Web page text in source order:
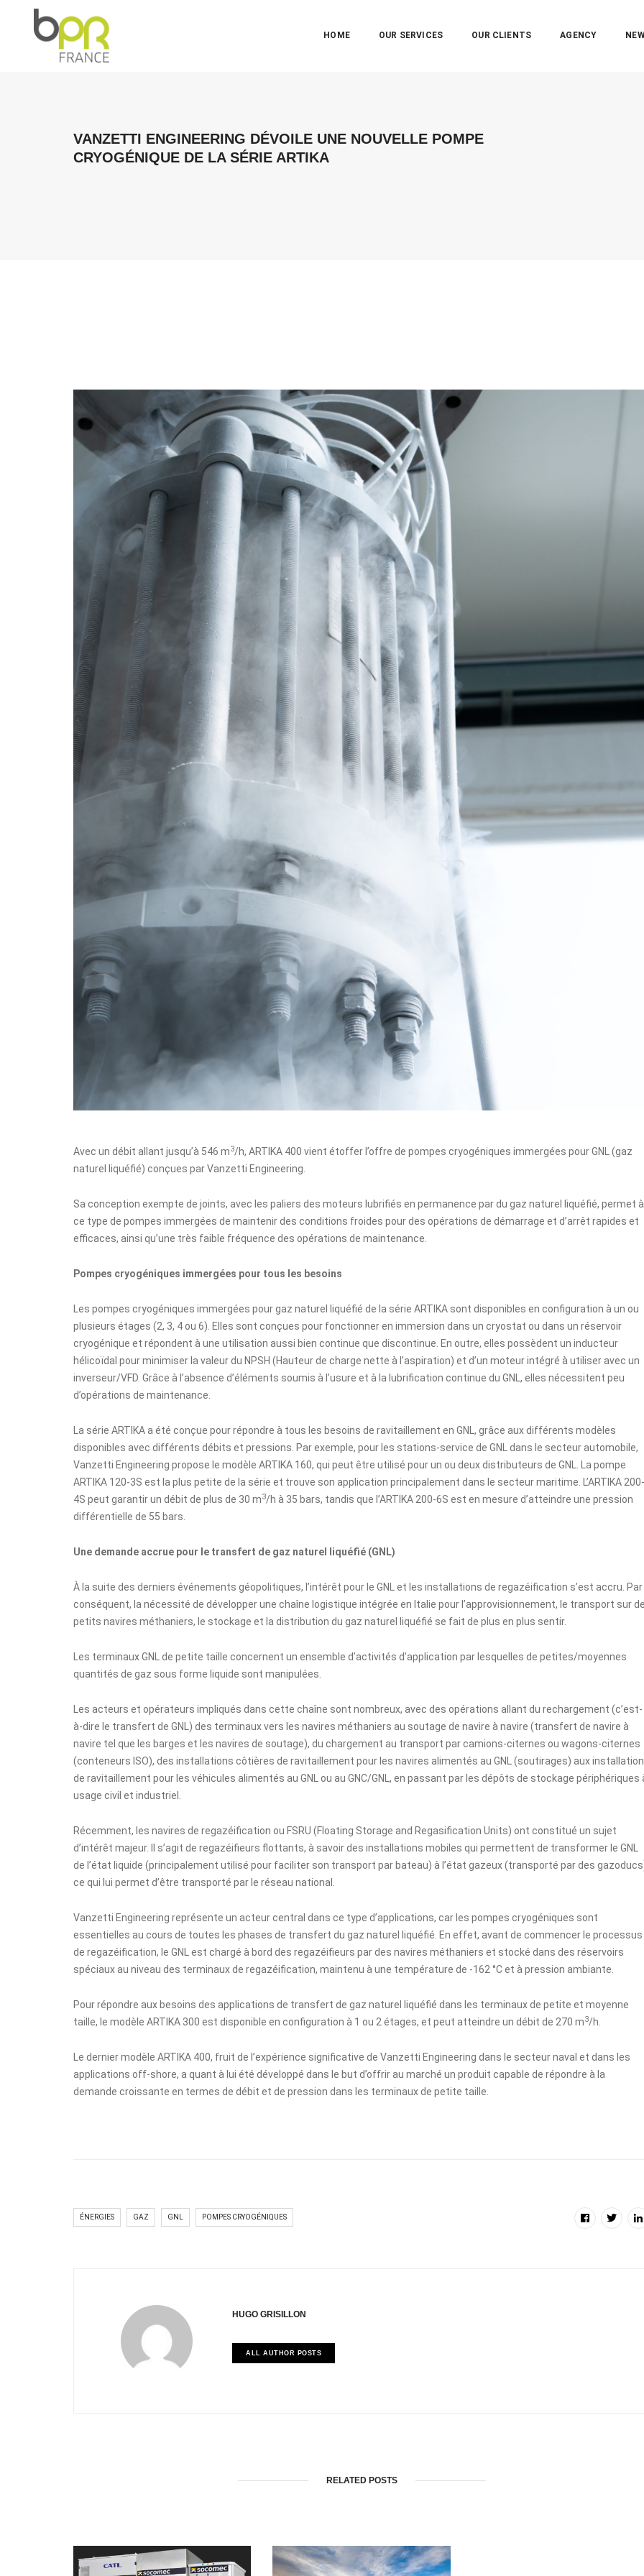
HOME OUR SERVICES OUR CLIENTS AGENCY
VANZETTI ENGINEERING DÉVOILE UNE NOUVELLE POMPE
CRYOGÉNIQUE DE LA SÉRIE ARTIKA
Avec un débit allant jusqu’à 546 m3/h, ARTIKA 400 vient étoffer l’offre de pompes cryogéniques immergées pour GNL (gaz
naturel liquéfié) conçues par Vanzetti Engineering.
Sa conception exempte de joints, avec les paliers des moteurs lubrifiés en permanence par du gaz naturel liquéfié, permet à
ce type de pompes immergées de maintenir des conditions froides pour des opérations de démarrage et d’arrêt rapides et
efficaces, ainsi qu’une très faible fréquence des opérations de maintenance.
Pompes cryogéniques immergées pour tous les besoins
Les pompes cryogéniques immergées pour gaz naturel liquéfié de la série ARTIKA sont disponibles en configuration à un ou
plusieurs étages (2, 3, 4 ou 6). Elles sont conçues pour fonctionner en immersion dans un cryostat ou dans un réservoir
cryogénique et répondent à une utilisation aussi bien continue que discontinue. En outre, elles possèdent un inducteur
hélicoïdal pour minimiser la valeur du NPSH (Hauteur de charge nette à l’aspiration) et d’un moteur intégré à utiliser avec un
inverseur/VFD. Grâce à l’absence d’éléments soumis à l’usure et à la lubrification continue du GNL, elles nécessitent peu
d’opérations de maintenance.
La série ARTIKA a été conçue pour répondre à tous les besoins de ravitaillement en GNL, grâce aux différents modèles
disponibles avec différents débits et pressions. Par exemple, pour les stations-service de GNL dans le secteur automobile,
Vanzetti Engineering propose le modèle ARTIKA 160, qui peut être utilisé pour un ou deux distributeurs de GNL. La pompe
ARTIKA 120-3S est la plus petite de la série et trouve son application principalement dans le secteur maritime. L’ARTIKA 200-
4S peut garantir un débit de plus de 30 m3/h à 35 bars, tandis que l’ARTIKA 200-6S est en mesure d’atteindre une pression
différentielle de 55 bars.
Une demande accrue pour le transfert de gaz naturel liquéfié (GNL)
À la suite des derniers événements géopolitiques, l’intérêt pour le GNL et les installations de regazéification s’est accru. Par
conséquent, la nécessité de développer une chaîne logistique intégrée en Italie pour l’approvisionnement, le transport sur de
petits navires méthaniers, le stockage et la distribution du gaz naturel liquéfié se fait de plus en plus sentir.
Les terminaux GNL de petite taille concernent un ensemble d’activités d’application par lesquelles de petites/moyennes
quantités de gaz sous forme liquide sont manipulées.
Les acteurs et opérateurs impliqués dans cette chaîne sont nombreux, avec des opérations allant du rechargement (c’est-
à-dire le transfert de GNL) des terminaux vers les navires méthaniers au soutage de navire à navire (transfert de navire à
navire tel que les barges et les navires de soutage), du chargement au transport par camions-citernes ou wagons-citernes
(conteneurs ISO), des installations côtières de ravitaillement pour les navires alimentés au GNL (soutirages) aux
de ravitaillement pour les véhicules alimentés au GNL ou au GNC/GNL, en passant par les dépôts de stockage périphériques
usage civil et industriel.
Récemment, les navires de regazéification ou FSRU (Floating Storage and Regasification Units) ont constitué un sujet
d’intérêt majeur. Il s’agit de regazéifieurs flottants, à savoir des installations mobiles qui permettent de transformer le GNL
de l’état liquide (principalement utilisé pour faciliter son transport par bateau) à l’état gazeux (transporté par des
ce qui lui permet d’être transporté par le réseau national.
Vanzetti Engineering représente un acteur central dans ce type d’applications, car les pompes cryogéniques sont
essentielles au cours de toutes les phases de transfert du gaz naturel liquéfié. En effet, avant de commencer le processus
de regazéification, le GNL est chargé à bord des regazéifieurs par des navires méthaniers et stocké dans des réservoirs
spéciaux au niveau des terminaux de regazéification, maintenu à une température de -162 °C et à pression ambiante.
Pour répondre aux besoins des applications de transfert de gaz naturel liquéfié dans les terminaux de petite et moyenne
taille, le modèle ARTIKA 300 est disponible en configuration à 1 ou 2 étages, et peut atteindre un débit de 270 m3/h.
Le dernier modèle ARTIKA 400, fruit de l’expérience significative de Vanzetti Engineering dans le secteur naval et dans les
applications off-shore, a quant à lui été développé dans le but d’offrir au marché un produit capable de répondre à la
demande croissante en termes de débit et de pression dans les terminaux de petite taille.
ÉNERGIES GAZ GNL POMPES CRYOGÉNIQUES
HUGO GRISILLON
ALL AUTHOR POSTS
RELATED POSTS